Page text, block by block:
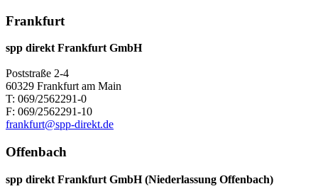
Frankfurt
spp direkt Frankfurt GmbH
Poststraße 2-4
60329 Frankfurt am Main
T: 069/2562291-0
F: 069/2562291-10
frankfurt@spp-direkt.de
Offenbach
spp direkt Frankfurt GmbH (Niederlassung Offenbach)